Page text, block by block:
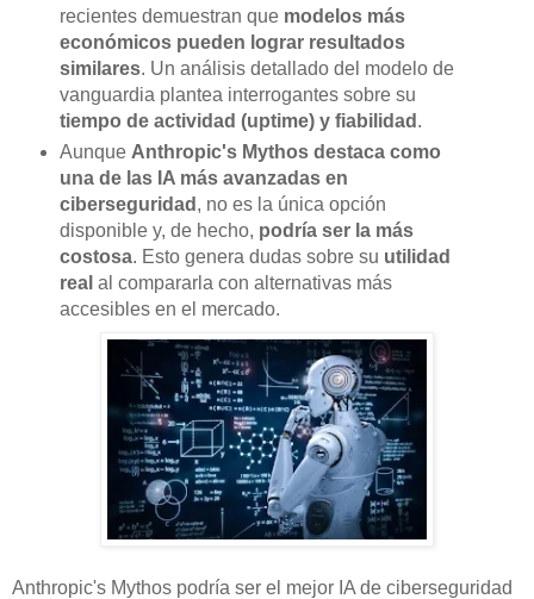
recientes demuestran que modelos más
económicos pueden lograr resultados
similares. Un análisis detallado del modelo de
vanguardia plantea interrogantes sobre su
tiempo de actividad (uptime) y fiabilidad .
Aunque Anthropic's Mythos destaca como
una de las IA más avanzadas en
ciberseguridad , no es la única opción
disponible y, de hecho, podría ser la más
costosa. Esto genera dudas sobre su utilidad
real al compararla con alternativas más
accesibles en el mercado.
Anthropic's Mythos podría ser el mejor IA de ciberseguridad